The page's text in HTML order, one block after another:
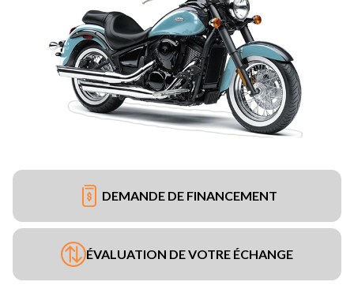
DEMANDE DE FINANCEMENT
ÉVALUATION DE VOTRE ÉCHANGE